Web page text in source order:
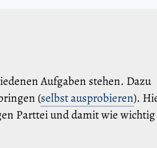
Aufgaben stehen. Dazu
(selbst ausprobieren).
Parttei und damit wie wichtig